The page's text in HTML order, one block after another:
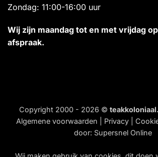
Zondag: 11:00-16:00 uur
Wij zijn maandag tot en met vrijdag
afspraak.
Copyright 2000 - 2026 ©
Algemene voorwaarden
Privacy
door: Supersnel Online